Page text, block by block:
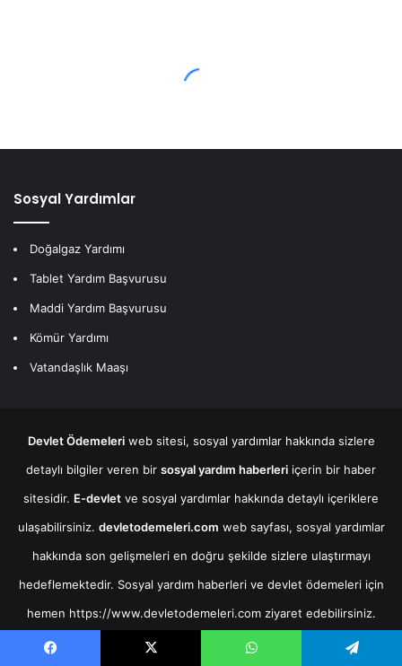
Sosyal Yardımlar
Doğalgaz Yardımı
Tablet Yardım Başvurusu
Maddi Yardım Başvurusu
Kömür Yardımı
Vatandaşlık Maaşı
Devlet Ödemeleriweb sitesi, sosyal yardımlar hakkında sizlere
detaylı bilgiler veren bir sosyal yardım haberleri içerin bir haber
sitesidir. E-devlet ve sosyal yardımlar hakkında detaylı içeriklere
ulaşabilirsiniz. devletodemeleri.com web sayfası, sosyal yardımlar
hakkında son gelişmeleri en doğru şekilde sizlere ulaştırmayı
hedeflemektedir. Sosyal yardım haberleri ve devlet ödemeleri için
hemen https://www.devletodemeleri.comziyaret edebilirsiniz.
Devlet Ödemeleri Web Sitesi